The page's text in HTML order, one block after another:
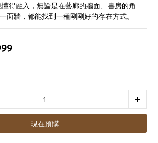
得融入，無論是在藝廊的牆面、書房的角
面牆，都能找到一種剛剛好的存在方式。
現在預購